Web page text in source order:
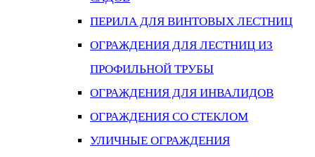
ПЕРИЛА ДЛЯ ВИНТОВЫХ ЛЕСТНИЦ
ОГРАЖДЕНИЯ ДЛЯ ЛЕСТНИЦ ИЗ
ПРОФИЛЬНОЙ ТРУБЫ
ОГРАЖДЕНИЯ ДЛЯ ИНВАЛИДОВ
ОГРАЖДЕНИЯ СО СТЕКЛОМ
УЛИЧНЫЕ ОГРАЖДЕНИЯ